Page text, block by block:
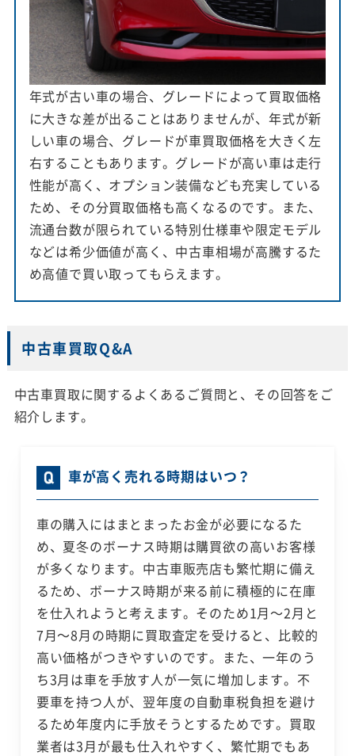
年式が古い車の場合、グレードによって買取価格
に大きな差が出ることはありませんが、年式が新
しい車の場合、グレードが車買取価格を大きく左
右することもあります。グレードが高い車は走行
性能が高く、オプション装備なども充実している
ため、その分買取価格も高くなるのです。また、
流通台数が限られている特別仕様車や限定モデル
などは希少価値が高く、中古車相場が高騰するた
め高値で買い取ってもらえます。
中古車買取Q&A
中古車買取に関するよくあるご質問と、その回答をご
紹介します。
車が高く売れる時期はいつ？
車の購入にはまとまったお金が必要になるた
め、夏冬のボーナス時期は購買欲の高いお客様
が多くなります。中古車販売店も繁忙期に備え
るため、ボーナス時期が来る前に積極的に在庫
を仕入れようと考えます。そのため1月～2月と
7月～8月の時期に買取査定を受けると、比較的
高い価格がつきやすいのです。また、一年のう
ち3月は車を手放す人が一気に増加します。不
要車を持つ人が、翌年度の自動車税負担を避け
るため年度内に手放そうとするためです。買取
業者は3月が最も仕入れやすく、繁忙期でもあ